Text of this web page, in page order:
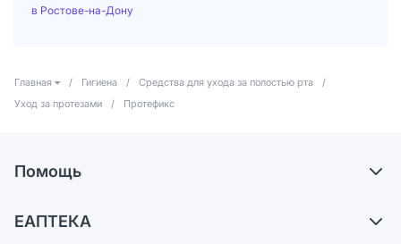
в Ростове-на-Дону
Главная / Гигиена / Средства для ухода за полостью рта
/
Уход за протезами
/ Протефикс
Помощь
Обмен и возврат
ЕАПТЕКА